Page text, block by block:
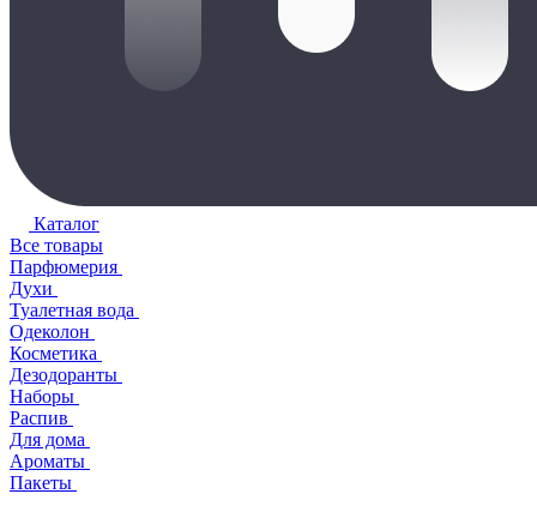
Каталог
Все товары
Парфюмерия
Духи
Туалетная вода
Одеколон
Косметика
Дезодоранты
Наборы
Распив
Для дома
Ароматы
Пакеты